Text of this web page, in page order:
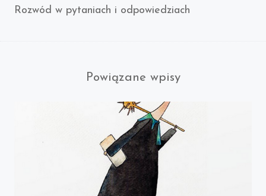
Next
Rozwód w pytaniach i odpowiedziach
Powiązane wpisy